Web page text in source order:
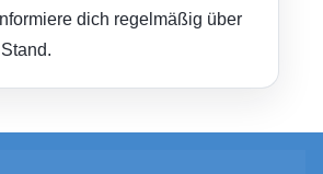
dich regelmäßig über